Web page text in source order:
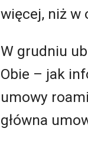
więcej, niż w
W grudniu
Obie – jak
umowy
główna